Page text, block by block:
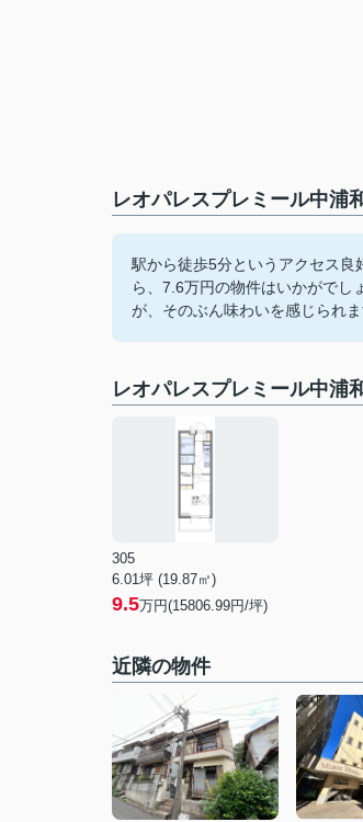
レオパレスプレミール中浦
駅から徒歩5分というアクセス良
ら、7.6万円の物件はいかがで
が、そのぶん味わいを感じられま
レオパレスプレミール中浦
305
6.01坪 (19.87㎡)
9.5万円(15806.99円/坪)
近隣の物件